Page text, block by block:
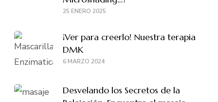
25 ENERO 2025
¡Ver para creerlo! Nuestra terapia
DMK
6 MARZO 2024
Desvelando los Secretos de la